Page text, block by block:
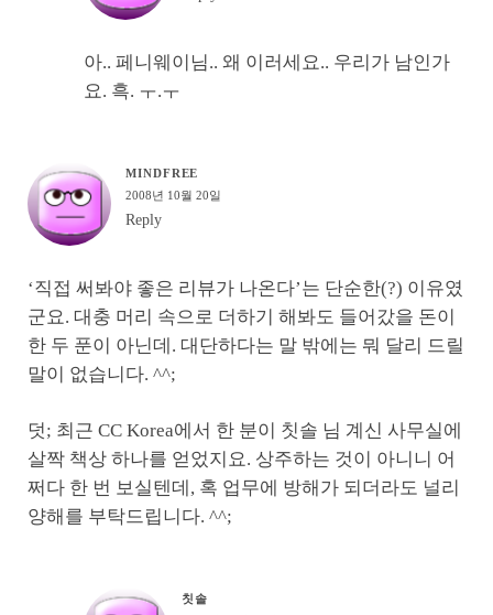
아.. 페니웨이님.. 왜 이러세요.. 우리가 남인가
요. 흑. ㅜ.ㅜ
MINDFREE
2008년 10월 20일
Reply
‘직접 써봐야 좋은 리뷰가 나온다’는 단순한(?) 이유였
군요. 대충 머리 속으로 더하기 해봐도 들어갔을 돈이
한 두 푼이 아닌데. 대단하다는 말 밖에는 뭐 달리 드릴
말이 없습니다. ^^;
덧; 최근 CC Korea에서 한 분이 칫솔 님 계신 사무실에
살짝 책상 하나를 얻었지요. 상주하는 것이 아니니 어
쩌다 한 번 보실텐데, 혹 업무에 방해가 되더라도 널리
양해를 부탁드립니다. ^^;
칫솔